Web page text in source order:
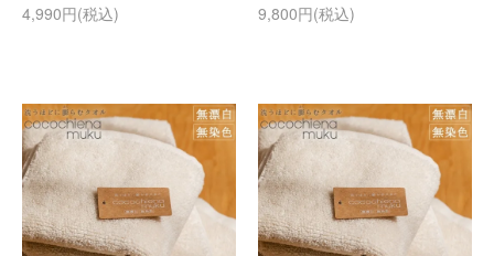
4,990円(税込)
9,800円(税込)